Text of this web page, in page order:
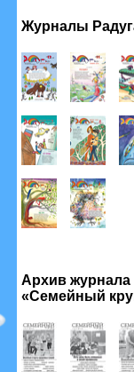
Журналы
Архив журнала
«Семейный